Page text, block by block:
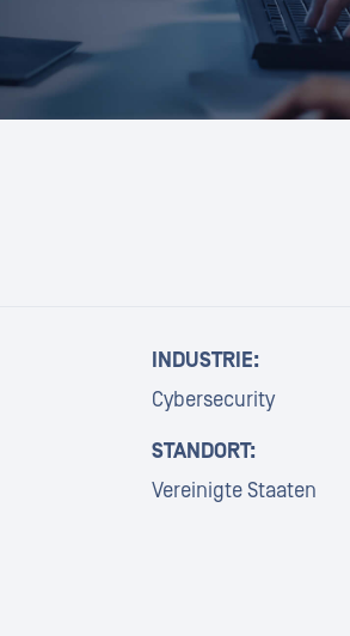
INDUSTRIE:
Cybersecurity
STANDORT:
Vereinigte Staaten